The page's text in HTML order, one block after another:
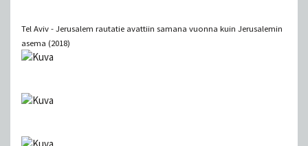
Tel Aviv - Jerusalem rautatie avattiin samana vuonna kuin Jerusalemin
asema (2018)